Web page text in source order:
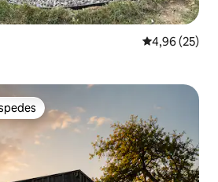
Calificación
4,96 (25)
más destacados